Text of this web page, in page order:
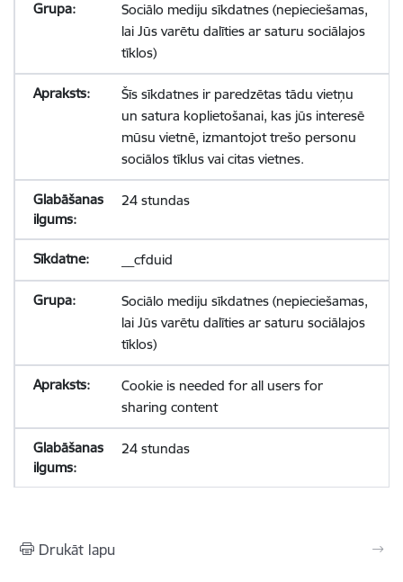
Sociālo mediju sīkdatnes (nepieciešamas,
lai Jūs varētu dalīties ar saturu sociālajos
tīklos)
Šīs sīkdatnes ir paredzētas tādu vietņu
un satura koplietošanai, kas jūs interesē
mūsu vietnē, izmantojot trešo personu
sociālos tīklus vai citas vietnes.
24 stundas
__cfduid
Sociālo mediju sīkdatnes (nepieciešamas,
lai Jūs varētu dalīties ar saturu sociālajos
tīklos)
Cookie is needed for all users for
sharing content
24 stundas
Drukāt lapu